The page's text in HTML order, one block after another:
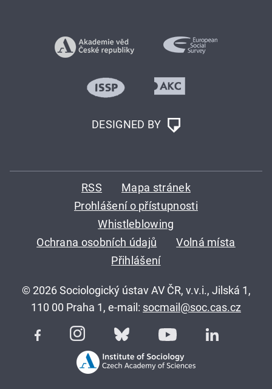
DESIGNED BY
RSS
Mapa stránek
Prohlášení o přístupnosti
Whistleblowing
Ochrana osobních údajů
Volná místa
Přihlášení
© 2026 Sociologický ústav AV ČR, v.v.i., Jilská 1,
110 00 Praha 1, e-mail: socmail@soc.cas.cz